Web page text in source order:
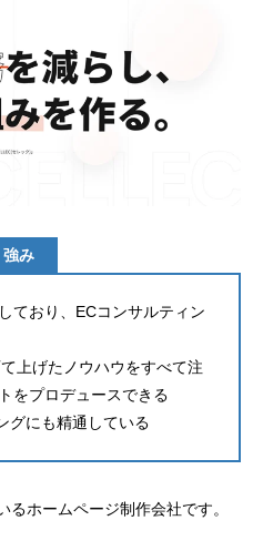
み
ており、ECコンサルティン
上げたノウハウをすべて注
をプロデュースできる
グにも精通している
ホームページ制作会社です。